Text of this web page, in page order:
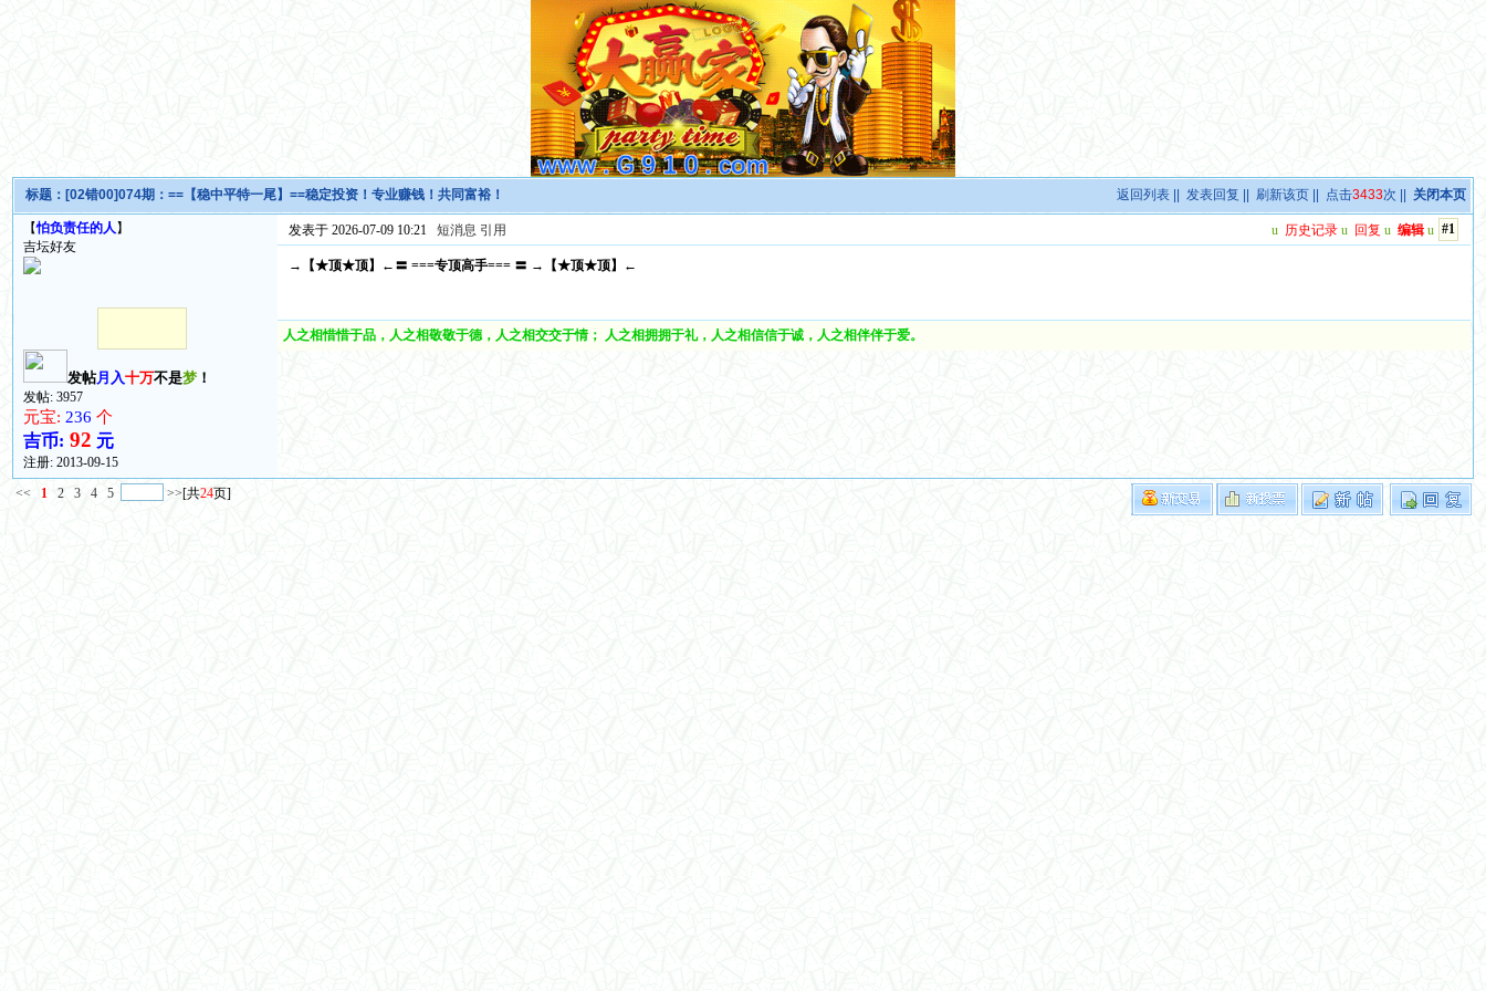
返回列表 ||发表回复 ||刷新该页 || 点击3433次 || 关闭本页
标题： [02错00]074期：==【稳中平特一尾】==稳定投资！专业赚钱！共同富裕！
【怕负责任的人 】
吉坛好友
发帖月入十万不是梦 ！
发帖: 3957
元宝: 236个
吉币: 92 元
注册:2013-09-15
#1
u 历史记录 u 回复 u 编辑 u
发表于 2026-07-09 10:21短消息 引用
→【★顶★顶】←〓 ===专顶高手=== 〓 →【★顶★顶】←
人之相惜惜于品，人之相敬敬于德，人之相交交于情； 人之相拥拥于礼，人之相信信于诚，人之相伴伴于爱。
<< 1 2 3 4 5 >>[共24页]